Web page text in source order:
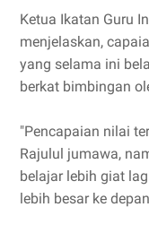
Ketua Ikatan Guru
menjelaskan,
yang selama ini
berkat bimbingan
"Pencapaian nilai
Rajulul jumawa,
belajar lebih giat
lebih besar ke